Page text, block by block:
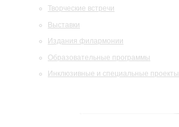
Творческие встречи
Выставки
Издания филармонии
Образовательные программы
Инклюзивные и специальные проекты